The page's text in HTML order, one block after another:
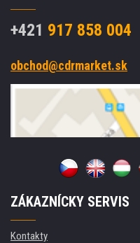
+421 917 858 004
obchod@cdrmarket.sk
ZÁKAZNÍCKY SERVIS
Kontakty